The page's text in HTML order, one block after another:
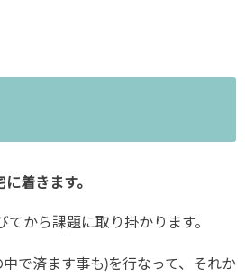
に着きます。
てから課題に取り掛かります。
中で済ます事も)を行なって、それか